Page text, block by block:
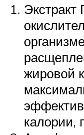
Экстракт
жировой
калории,